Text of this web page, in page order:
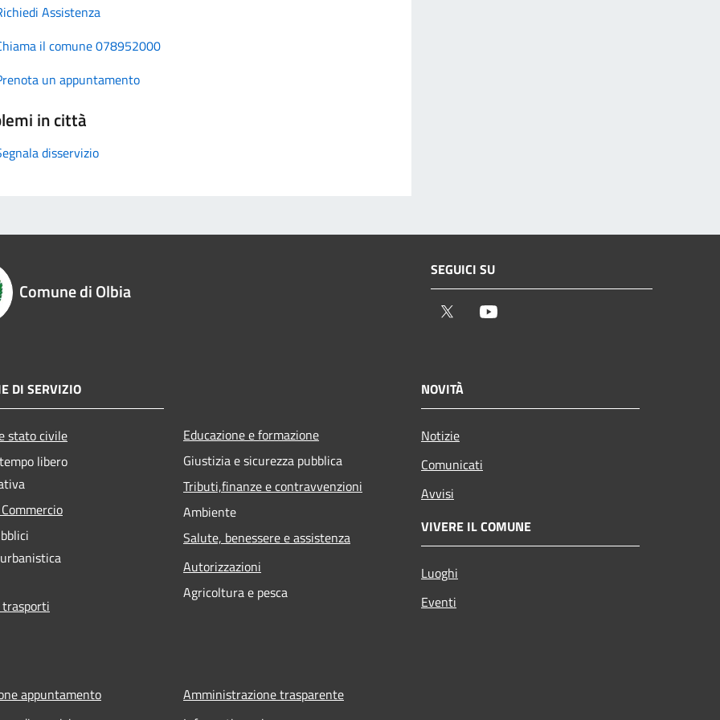
Assistenza
il comune 078952000
un appuntamento
in città
disservizio
Comune di Olbia
SEGUICI SU
Twitter
DI SERVIZIO
stato civile
libero
Educazione e formazione
Giustizia e sicurezza pubblica
Tributi,finanze e contravvenzioni
Ambiente
Salute, benessere e assistenza
Autorizzazioni
Agricoltura e pesca
NOVITÀ
Notizie
Comunicati
Avvisi
VIVERE IL COMUNE
Luoghi
Eventi
appuntamento
Amministrazione trasparente